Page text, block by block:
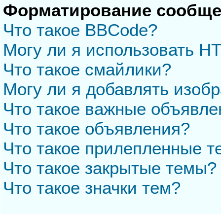
Форматирование
Что такое BBCode?
Могу ли я использовать
Что такое смайлики?
Могу ли я добавлять
Что такое важные
Что такое объявления?
Что такое прилепленные
Что такое закрытые темы?
Что такое значки тем?